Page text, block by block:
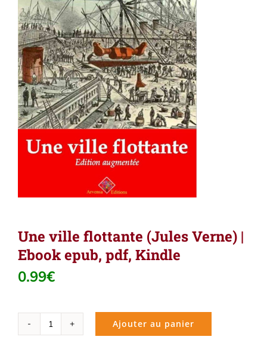
Une ville flottante (Jules Verne) |
Ebook epub, pdf, Kindle
0.99€
quantité
Ajouter au panier